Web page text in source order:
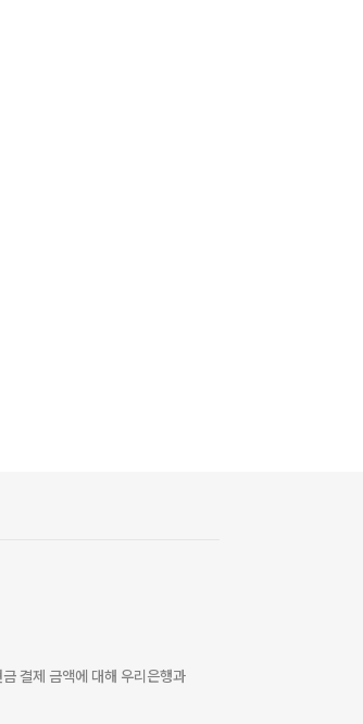
결제 금액에 대해 우리은행과